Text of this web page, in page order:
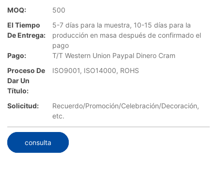
MOQ:
500
El Tiempo
De Entrega:
5-7 días para la muestra, 10-15 días para la
producción en masa después de confirmado el
pago
Pago:
T/T Western Union Paypal Dinero Cram
Proceso De
Dar Un
Título:
ISO9001, ISO14000, ROHS
Solicitud:
Recuerdo/Promoción/Celebración/Decoración,
etc.
consulta